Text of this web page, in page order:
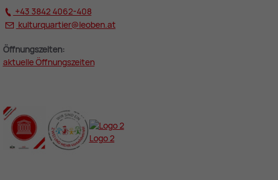
+43 3842 4062-408
kulturquartier@leoben.at
Öffnungszeiten:
aktuelle Öffnungszeiten